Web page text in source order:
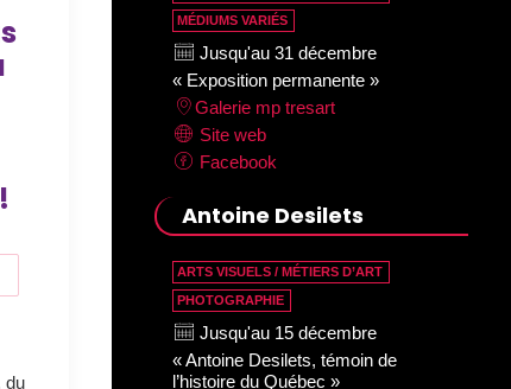
du
MÉDIUMS VARIÉS
Jusqu'au 31 décembre
« Exposition permanente »
Galerie mp tresart
Site web
Facebook
Antoine Desilets
ARTS VISUELS / MÉTIERS D’ART
PHOTOGRAPHIE
Jusqu'au 15 décembre
« Antoine Desilets, témoin de
l’histoire du Québec »